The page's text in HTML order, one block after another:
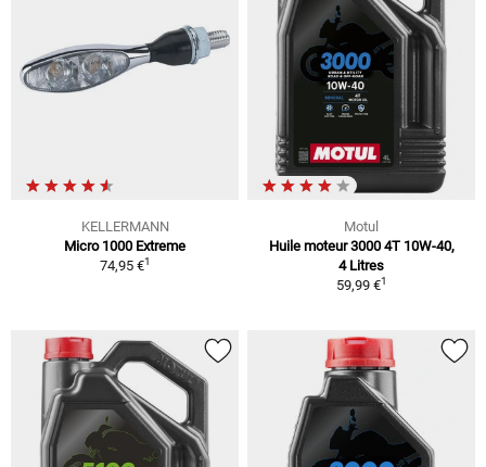
KELLERMANN
Micro 1000 Extreme
74,95 €1
Motul
Huile moteur 3000 4T 10W-40,
4 Litres
59,99 €1